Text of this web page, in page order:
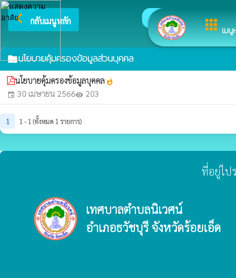
apps เม
arrow_back_ios กลับเมนูหลัก ยินดีต้อน
folderนโยบายคุ้มครองข้อมูลส่วนบุคคล
นโยบายคุ้มครองข้อมูลบุคคล whatshot
event 30 เมษายน 2566visibility 203
1 1 - 1 (ทั้งหมด 1 รายการ)
ที่อยู่ไป
เทศบาลตำบลนิเวศน์
อำเภอธวัชบุรี จังหวัดร้อยเอ็ด